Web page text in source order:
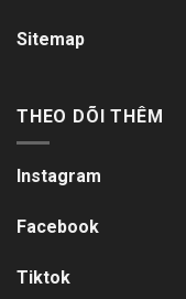
Sitemap
THEO DÕI THÊM
Instagram
Facebook
Tiktok